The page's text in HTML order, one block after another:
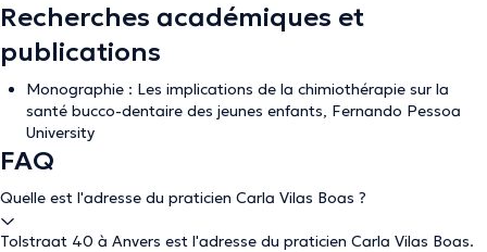
Recherches académiques et
publications
Monographie : Les implications de la chimiothérapie sur la
santé bucco-dentaire des jeunes enfants, Fernando Pessoa
University
FAQ
Quelle est l'adresse du praticien Carla Vilas Boas ?
Tolstraat 40 à Anvers est l'adresse du praticien Carla Vilas Boas.